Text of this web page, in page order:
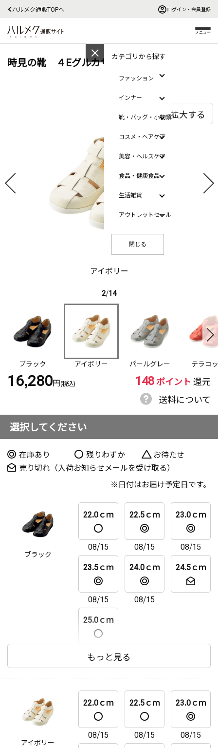
ハルメク通販TOPへ ログイン・会員登録
メニュー
カテゴリから探す
ファッション
インナー
靴・バッグ・小物類
コスメ・ヘアケア
美容・ヘルスケア
食品・健康食品
生活雑貨
アウトレットセール
閉じる
時見の靴 ４Eグルカサンダル
アイボリー
拡大する
2/14
ブラック アイボリー パールグレー テラコ
16,280円(税込) 148ポイント 還元
送料について
選択してください
在庫あり 残りわずか
お待たせ
売り切れ（入荷お知らせメールを受け取る）
日付はお届け予定日です。
ブラック
22.0ｃｍ
08/15
22.5ｃｍ
08/15
23.0ｃｍ
08/15
23.5ｃｍ
08/15
24.0ｃｍ
08/15
24.5ｃｍ
25.0ｃｍ
08/15
もっと見る
アイボリー
22.0ｃｍ
08/15
22.5ｃｍ
08/15
23.0ｃｍ
08/15